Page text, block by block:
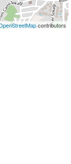
contributors